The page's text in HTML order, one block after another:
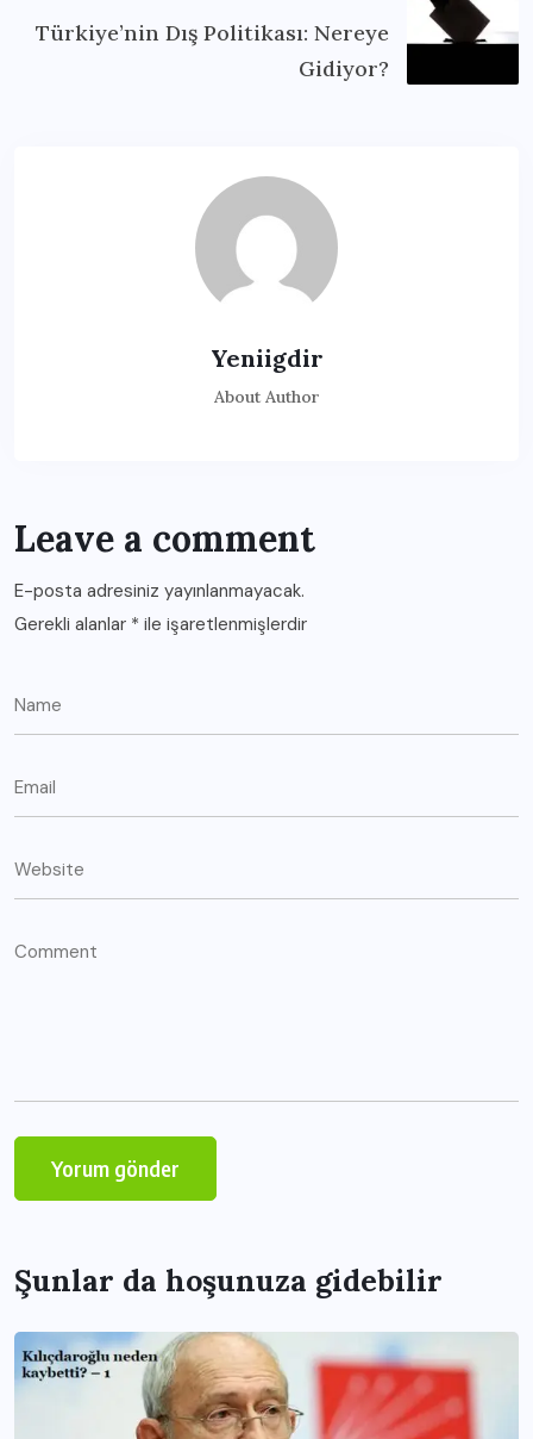
Türkiye’nin Dış Politikası: Nereye
Gidiyor?
Yeniigdir
About Author
Leave a comment
E-posta adresiniz yayınlanmayacak.
Gerekli alanlar * ile işaretlenmişlerdir
Şunlar da hoşunuza gidebilir